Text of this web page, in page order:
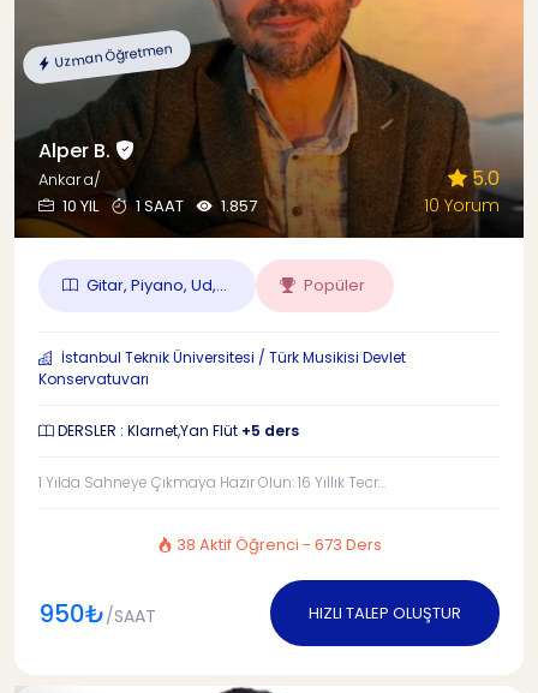
Uzman Öğretmen
Alper B.
Ankara/
10 YIL
1 SAAT 1.857
5.0
10 Yorum
Gitar, Piyano, Ud,... Popüler
İstanbul Teknik Üniversitesi / Türk Musikisi Devlet
Konservatuvarı
DERSLER : Klarnet,Yan Flüt +5 ders
1 Yılda Sahneye Çıkmaya Hazır Olun: 16 Yıllık Tecr...
38 Aktif Öğrenci - 673 Ders
950₺/SAAT HIZLI TALEP OLUŞTUR